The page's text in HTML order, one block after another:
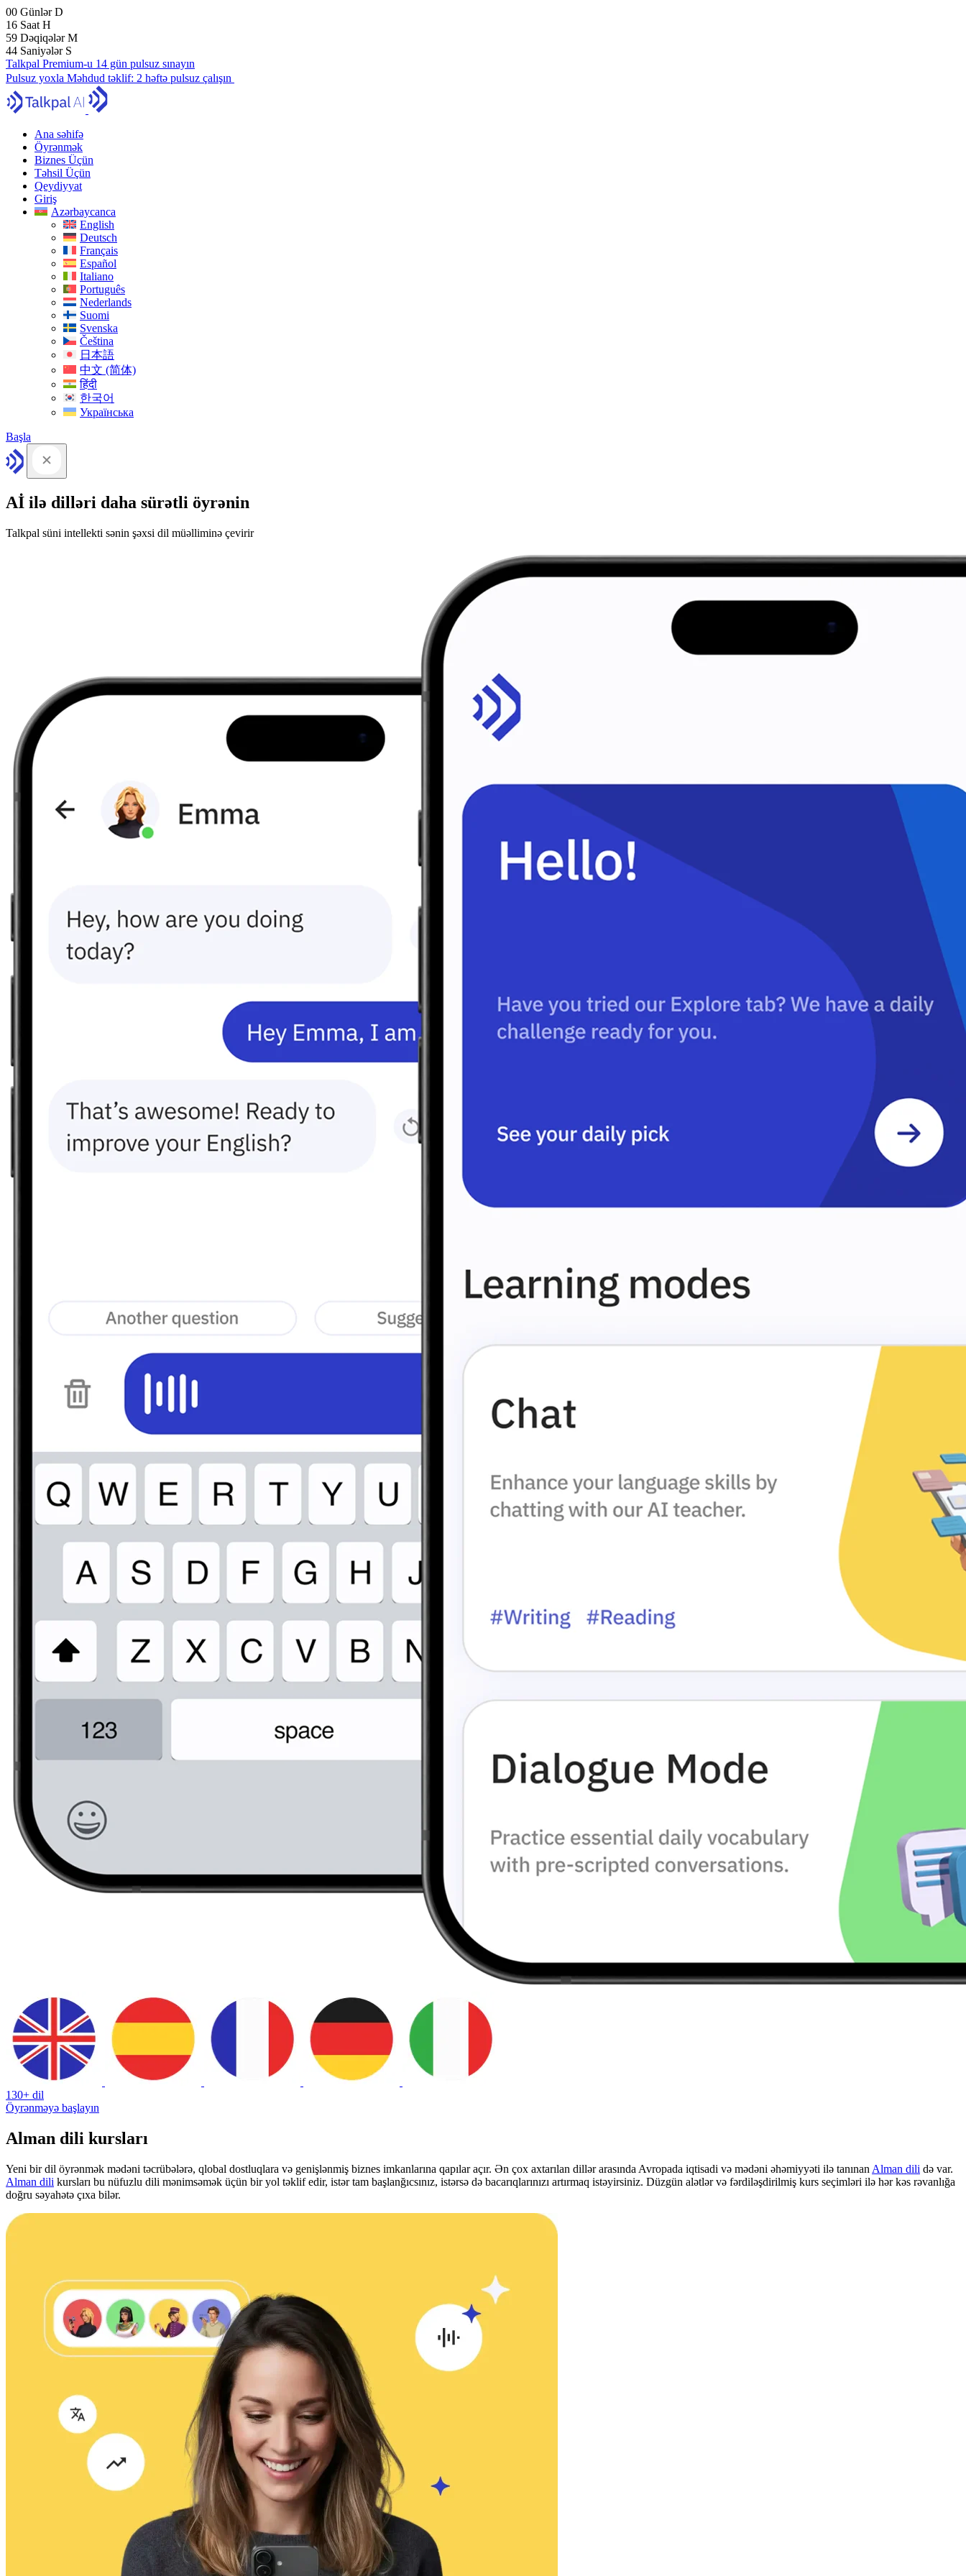
00 GünlərD
16 Saat H
59 DəqiqələrM
43 Saniyələr S
Talkpal Premium-u 14 gün pulsuz sınayın
Pulsuz yoxla Məhdud təklif: 2 həftə pulsuz çalışın
Ana səhifə
Öyrənmək
Biznes Üçün
Təhsil Üçün
Qeydiyyat
Giriş
Azərbaycanca
English
Deutsch
Français
Español
Italiano
Português
Nederlands
Suomi
Svenska
Čeština
日本語
中文 (简体)
हिंदी
한국어
Українська
Başla
Aİ ilə dilləri daha sürətli öyrənin
Talkpal süni intellekti sənin şəxsi dil müəlliminə çevirir
130+ dil
Öyrənməyə başlayın
Alman dili kursları
Yeni bir dil öyrənmək mədəni təcrübələrə, qlobal dostluqlara və genişlənmiş biznes imkanlarına qapılar açır. Ən çox axtarılan dillər arasında Avropada iqtisadi və mədəni əhəmiyyəti ilə tanınan Alman dili də var.
Alman dili kursları bu nüfuzlu dili mənimsəmək üçün bir yol təklif edir, istər tam başlanğıcsınız, istərsə də bacarıqlarınızı artırmaq istəyirsiniz. Düzgün alətlər və fərdiləşdirilmiş kurs seçimləri ilə hər kəs rəvanlığa
doğru səyahətə çıxa bilər.